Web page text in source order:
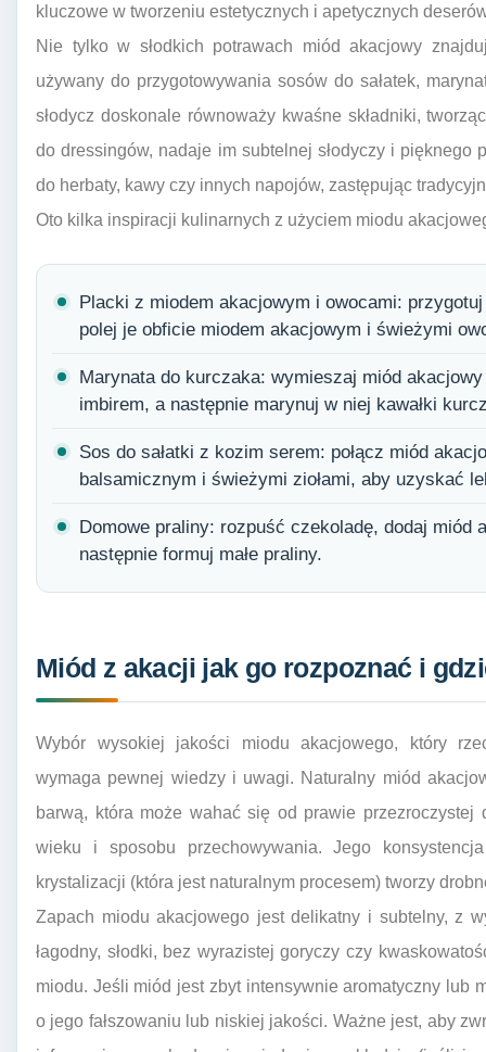
kluczowe w tworzeniu estetycznych i apetycznych
Nie tylko w słodkich potrawach miód akacjowy
używany do przygotowywania sosów do sałatek,
słodycz doskonale równoważy kwaśne składniki,
do dressingów, nadaje im subtelnej słodyczy i pięknego
do herbaty, kawy czy innych napojów, zastępując
Oto kilka inspiracji kulinarnych z użyciem miodu
Placki z miodem akacjowym i owocami:
polej je obficie miodem akacjowym i świeżymi
Marynata do kurczaka: wymieszaj miód
imbirem, a następnie marynuj w niej kawałki
Sos do sałatki z kozim serem: połącz miód
balsamicznym i świeżymi ziołami, aby uzyskać
Domowe praliny: rozpuść czekoladę, dodaj miód
następnie formuj małe praliny.
Miód z akacji jak go rozpoznać i
Wybór wysokiej jakości miodu akacjowego, który
wymaga pewnej wiedzy i uwagi. Naturalny miód
barwą, która może wahać się od prawie
wieku i sposobu przechowywania. Jego
krystalizacji (która jest naturalnym procesem) tworzy
Zapach miodu akacjowego jest delikatny i subtelny, z
łagodny, słodki, bez wyrazistej goryczy czy
miodu. Jeśli miód jest zbyt intensywnie aromatyczny lub
o jego fałszowaniu lub niskiej jakości. Ważne jest, aby